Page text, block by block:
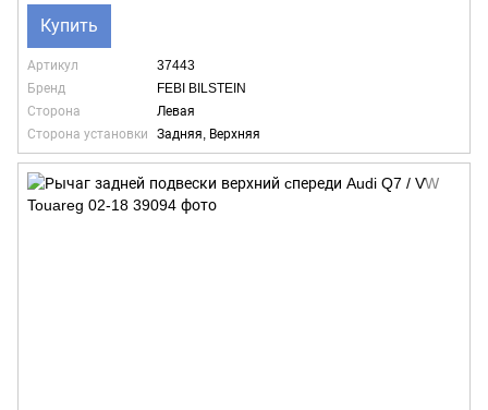
Купить
Артикул
37443
Бренд
FEBI BILSTEIN
Сторона
Левая
Сторона установки
Задняя, Верхняя